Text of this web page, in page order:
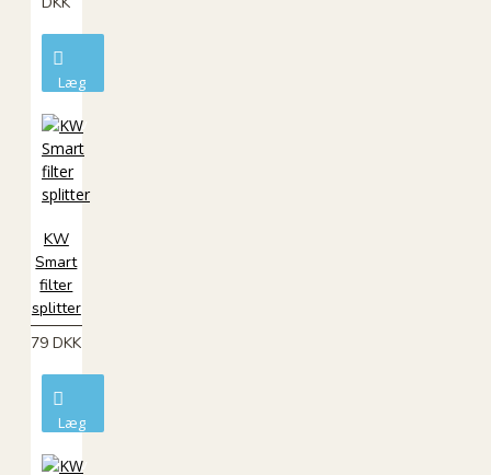
Læg
kurv
KW
Smart
filter
splitter
79 DKK
Læg
kurv